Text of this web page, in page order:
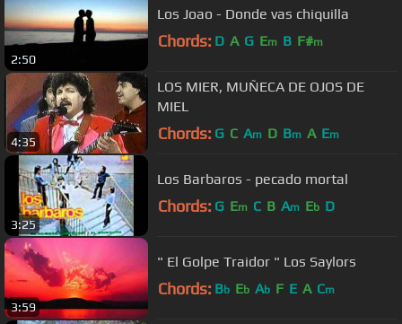
2:50
Los Joao - Donde vas chiquilla
Chords: D A G Em B F#m
4:35
LOS MIER, MUÑECA DE OJOS DE
MIEL
Chords: G C Am D Bm A Em
3:25
Los Barbaros - pecado mortal
Chords: G Em C B Am Eb D
3:59
" El Golpe Traidor " Los Saylors
Chords: Bb Eb Ab F E A Cm